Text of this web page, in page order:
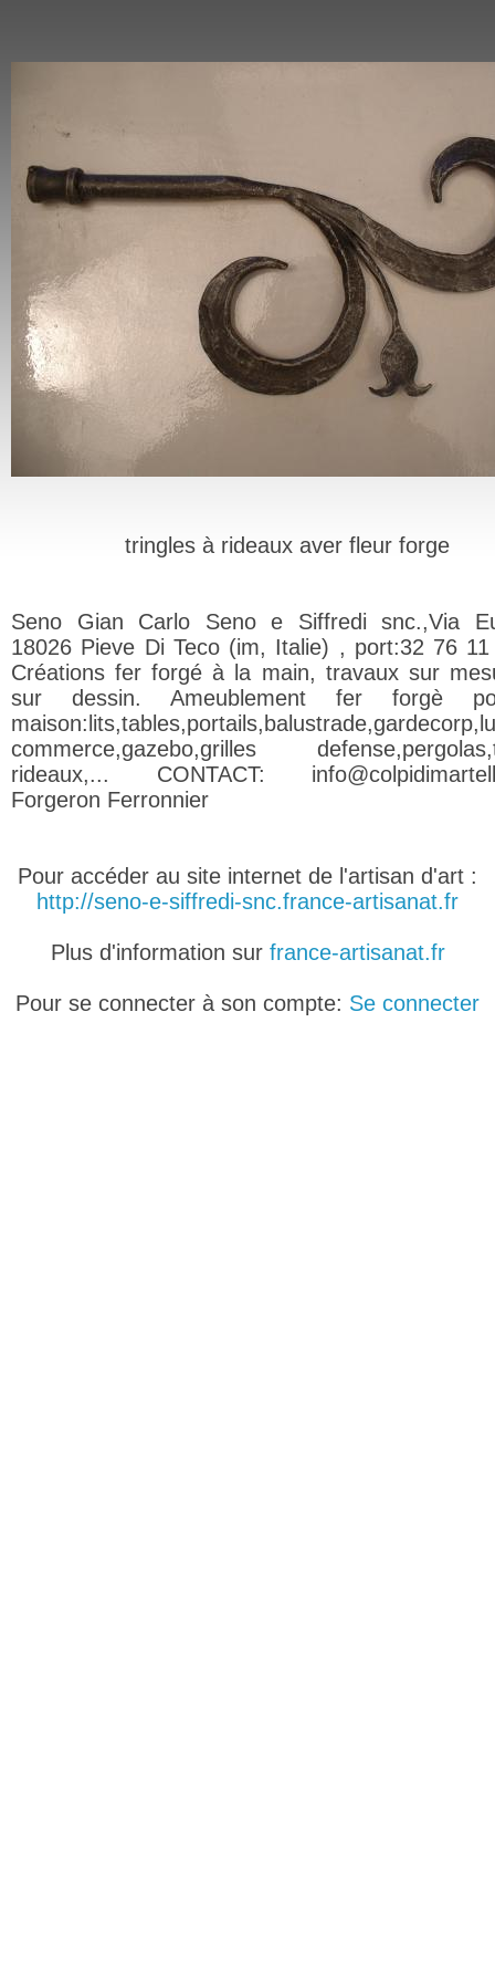
tringles à rideaux aver fleur forge
Seno Gian Carlo Seno e Siffredi snc.,Via
18026 Pieve Di Teco (im, Italie) , port:32 76
Créations fer forgé à la main, travaux sur
sur dessin. Ameublement fer forgè
commerce,gazebo,grilles
rideaux,... CONTACT:
Forgeron Ferronnier
Pour accéder au site internet de l'artisan d'art :
http://seno-e-siffredi-snc.france-artisanat.fr
Plus d'information sur france-artisanat.fr
Pour se connecter à son compte: Se connecter